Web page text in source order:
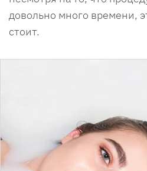
довольно много времени,
стоит.